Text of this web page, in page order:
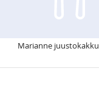
Marianne juustokakku